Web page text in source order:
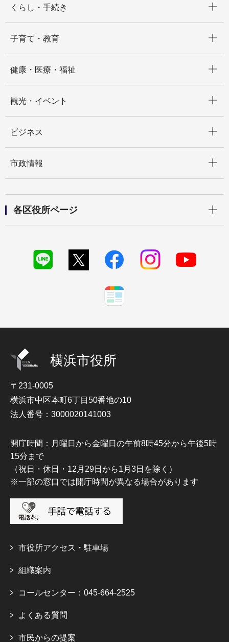
くらし・手続き
子育て・教育
健康・医療・福祉
観光・イベント
ビジネス
市政情報
各区役所ページ
横浜市役所
〒231-0005
横浜市中区本町6丁目50番地の10
法人番号：3000020141003
開庁時間：月曜日から金曜日の午前8時45分から午後5時
15分まで
（祝日・休日・12月29日から1月3日を除く）
※一部の窓口では開庁時間が異なる場合があります
市役所アクセス・駐車場
組織案内
コールセンター：045-664-2525
よくある質問
市民からの提案